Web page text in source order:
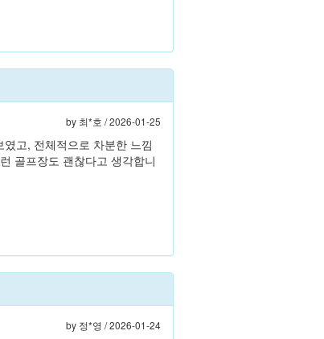
by 최*호 / 2026-01-25
고, 전체적으로 차분한 느낌
골프장도 괜찮다고 생각합니
by 정*영 / 2026-01-24